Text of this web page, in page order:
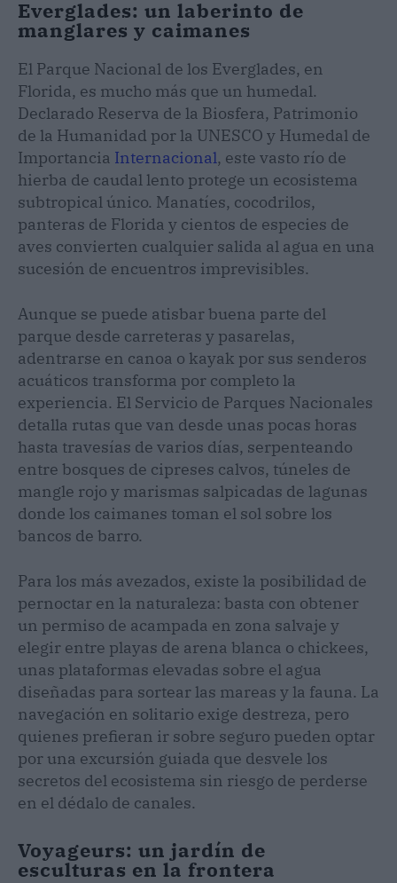
Everglades: un laberinto de
manglares y caimanes
El Parque Nacional de los Everglades, en
Florida, es mucho más que un humedal.
Declarado Reserva de la Biosfera, Patrimonio
de la Humanidad por la UNESCO y Humedal de
Importancia Internacional, este vasto río de
hierba de caudal lento protege un ecosistema
subtropical único. Manatíes, cocodrilos,
panteras de Florida y cientos de especies de
aves convierten cualquier salida al agua en una
sucesión de encuentros imprevisibles.
Aunque se puede atisbar buena parte del
parque desde carreteras y pasarelas,
adentrarse en canoa o kayak por sus senderos
acuáticos transforma por completo la
experiencia. El Servicio de Parques Nacionales
detalla rutas que van desde unas pocas horas
hasta travesías de varios días, serpenteando
entre bosques de cipreses calvos, túneles de
mangle rojo y marismas salpicadas de lagunas
donde los caimanes toman el sol sobre los
bancos de barro.
Para los más avezados, existe la posibilidad de
pernoctar en la naturaleza: basta con obtener
un permiso de acampada en zona salvaje y
elegir entre playas de arena blanca o chickees,
unas plataformas elevadas sobre el agua
diseñadas para sortear las mareas y la fauna. La
navegación en solitario exige destreza, pero
quienes prefieran ir sobre seguro pueden optar
por una excursión guiada que desvele los
secretos del ecosistema sin riesgo de perderse
en el dédalo de canales.
Voyageurs: un jardín de
esculturas en la frontera